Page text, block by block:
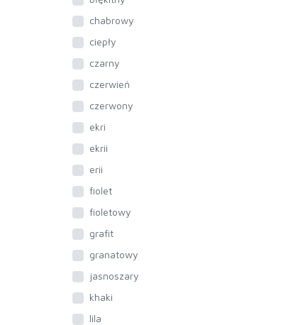
chabrowy
ciepły
czarny
czerwień
czerwony
ekri
ekrii
erii
fiolet
fioletowy
grafit
granatowy
jasnoszary
khaki
lila